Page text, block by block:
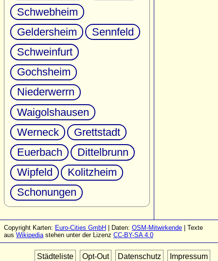
Schwebheim
Geldersheim
Sennfeld
Schweinfurt
Gochsheim
Niederwerrn
Waigolshausen
Werneck
Grettstadt
Euerbach
Dittelbrunn
Wipfeld
Kolitzheim
Schonungen
Copyright Karten: Euro-Cities GmbH | Daten: OSM-Mitwirkende | Texte
aus Wikipediastehen unter der Lizenz CC-BY-SA 4.0
Städteliste Opt-Out Datenschutz Impressum